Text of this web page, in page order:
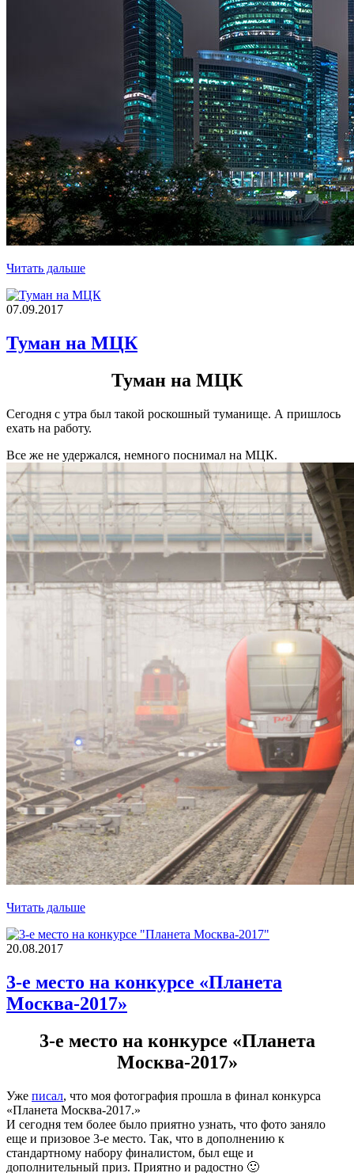
Читать дальше
07.09.2017
Туман на МЦК
Туман на МЦК
Сегодня с утра был такой роскошный туманище. А пришлось
ехать на работу.
Все же не удержался, немного поснимал на МЦК.
Читать дальше
20.08.2017
3-е место на конкурсе «Планета
Москва-2017»
3-е место на конкурсе «Планета
Москва-2017»
Уже писал, что моя фотография прошла в финал конкурса
«Планета Москва-2017.»
И сегодня тем более было приятно узнать, что фото заняло
еще и призовое 3-е место. Так, что в дополнению к
стандартному набору финалистом, был еще и
дополнительный приз. Приятно и радостно 🙂